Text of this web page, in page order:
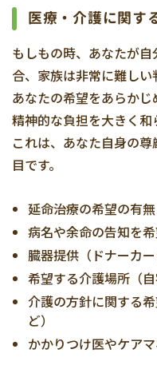
医療・介護に関す
もしもの時、あなたが
合、家族は非常に難しい
あなたの希望をあらか
精神的な負担を大きく和
これは、あなた自身の
目です。
延命治療の希望の有
病名や余命の告知を
臓器提供（ドナーカ
希望する介護場所（自
介護の方針に関する
ど）
かかりつけ医やケア